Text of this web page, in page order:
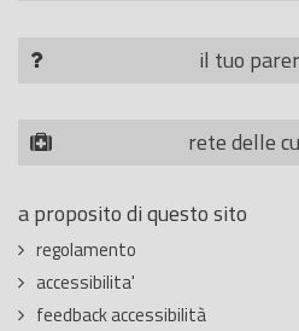
il tuo
rete delle
a proposito di questo sito
regolamento
accessibilita'
feedback accessibilità